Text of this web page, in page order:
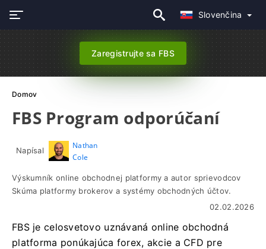
Slovenčina
Zaregistrujte sa FBS
Domov
FBS Program odporúčaní
Napísal
Nathan
Cole
Výskumník online obchodnej platformy a autor sprievodcov
Skúma platformy brokerov a systémy obchodných účtov.
02.02.2026
FBS je celosvetovo uznávaná online obchodná
platforma ponúkajúca forex, akcie a CFD pre